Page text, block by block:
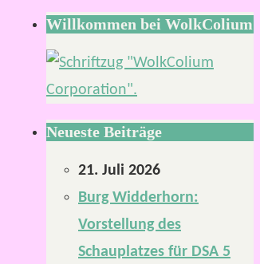
Willkommen bei WolkColium
Neueste Beiträge
21. Juli 2026
Burg Widderhorn:
Vorstellung des
Schauplatzes für DSA 5